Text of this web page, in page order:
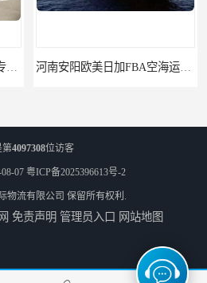
河南平顶山集运物流国际快递转运美国亚马逊加拿大日本英国德国法国 河南平顶山国际物流新马泰日韩菲律宾老挝缅甸印尼柬埔寨双清包税
第4097308位访客
07 粤ICP备2025396613号-2
物流有限公司 保留所有权利.
免责声明 管理员入口 网站地图